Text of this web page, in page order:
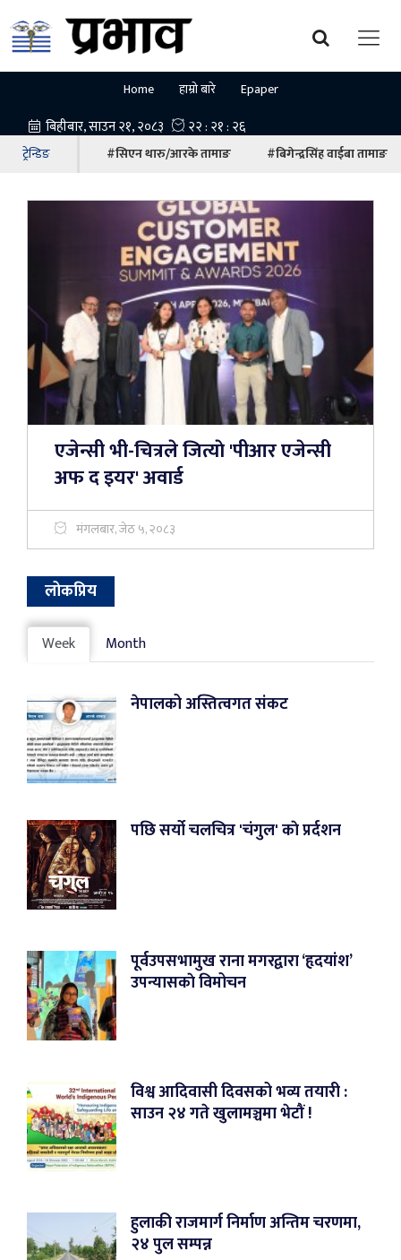
Home हाम्रो बारे Epaper
ट्रेन्डिङ #सिएन थारु/आरके तामाङ #बिगेन्द्रसिंह वाईबा तामाङ
एजेन्सी भी-चित्रले जित्याे 'पीआर एजेन्सी
अफ द इयर' अवार्ड
मंगलबार, जेठ ५, २०८३
लोकप्रिय
Week Month
नेपालको अस्तित्वगत संकट
पछि सर्यो चलचित्र 'चंगुल' काे प्रर्दशन
पूर्वउपसभामुख राना मगरद्वारा ‘हृदयांश’
उपन्यासकाे विमोचन
विश्व आदिवासी दिवसको भव्य तयारी :
साउन २४ गते खुलामञ्चमा भेटौं !
हुलाकी राजमार्ग निर्माण अन्तिम चरणमा,
२४ पुल सम्पन्न